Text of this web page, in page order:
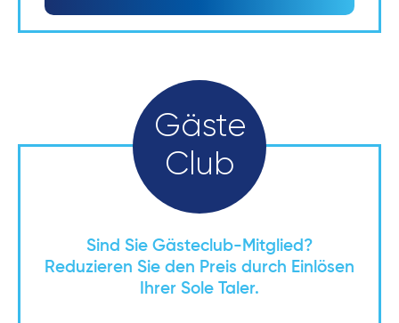
Gäste
Club
Sind Sie Gästeclub-Mitglied?
Reduzieren Sie den Preis durch Einlösen
Ihrer Sole Taler.